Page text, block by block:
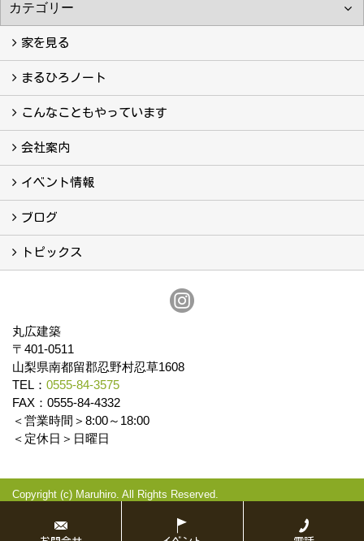
家を見る
フォトギャラリー
現場レポート
完工事例
お客様の声
まるひろノート
真っ直ぐの家づくり
自慢の大工たち
こだわりの自然素材
快適な家のエッセンス
注文住宅ができるまで
こんなこともやっています
こんなこともやっています
会社案内
会社案内
まるひろの人
スタッフ紹介
プライバシーポリシー
イベント情報
イベント予告
イベント報告
ブログ
ブログ
トピックス
丸広建築
〒401-0511
山梨県南都留郡忍野村忍草1608
TEL： 0555-84-3575
FAX：0555-84-4332
＜営業時間＞8:00～18:00
＜定休日＞日曜日
Copyright (c) Maruhiro. All Rights Reserved.